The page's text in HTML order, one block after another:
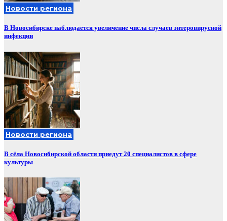
Новости региона
В Новосибирске наблюдается увеличение числа случаев энтеровирусной
инфекции
Новости региона
В сёла Новосибирской области приедут 20 специалистов в сфере
культуры